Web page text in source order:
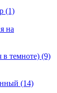
(1)
на
в темноте) (9)
(14)